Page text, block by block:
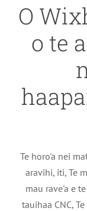
O
o te
Te horo'a nei
aravihi, iti, Te
mau rave'a e
tauihaa CNC,